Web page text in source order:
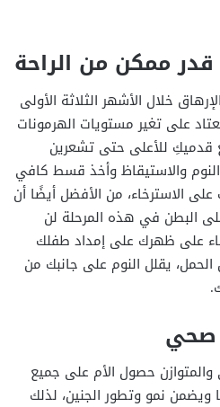
ممكن من الراحة
خلال الأشهر الثلاثة الأولى
على تغير مستويات الهرمونات
قدميكِ للأعلى حتى تشعرين
والاستيقاظ وأخذ قسط كافي
الاسترخاء، من الأفضل أيضًا أن
البطن في هذه المرحلة لن
على ظهرك على إمداد طفلك
الحمل، يقلل النوم على جانبك من
صحي
حصول الأم على جميع
ويضمن نمو وتطور الجنين، لذلك